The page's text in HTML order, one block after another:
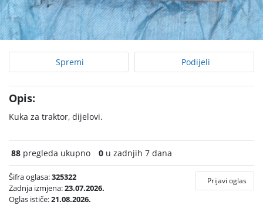
Spremi Podijeli
Opis:
Kuka za traktor, dijelovi.
88 pregleda ukupno 0 u zadnjih 7 dana
Šifra oglasa:325322
Zadnja izmjena:23.07.2026.
Oglas ističe:21.08.2026.
Prijavi oglas